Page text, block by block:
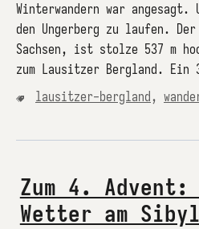
Winterwandern war
den Ungerberg zu laufen.
Sachsen, ist stolze 537 m
zum Lausitzer Bergland. Ein
lausitzer-bergland,
Zum 4. Advent:
Wetter am